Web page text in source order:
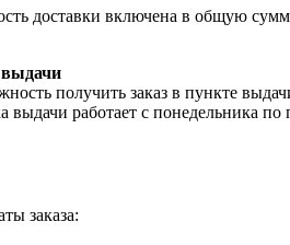
доставки включена в общую
выдачи
получить заказ в пункте
выдачи работает с понедельника
заказа: